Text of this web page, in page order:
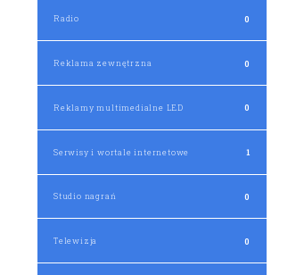
Radio 0
Reklama zewnętrzna 0
Reklamy multimedialne LED 0
Serwisy i wortale internetowe 1
Studio nagrań 0
Telewizja 0